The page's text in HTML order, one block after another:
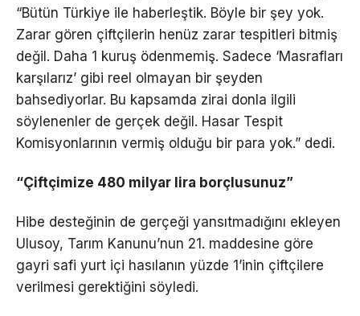
“Bütün Türkiye ile haberleştik. Böyle bir şey yok.
Zarar gören çiftçilerin henüz zarar tespitleri bitmiş
değil. Daha 1 kuruş ödenmemiş. Sadece ‘Masrafları
karşılarız’ gibi reel olmayan bir şeyden
bahsediyorlar. Bu kapsamda zirai donla ilgili
söylenenler de gerçek değil. Hasar Tespit
Komisyonlarının vermiş olduğu bir para yok.” dedi.
“Çiftçimize 480 milyar lira borçlusunuz”
Hibe desteğinin de gerçeği yansıtmadığını ekleyen
Ulusoy, Tarım Kanunu’nun 21. maddesine göre
gayri safi yurt içi hasılanın yüzde 1’inin çiftçilere
verilmesi gerektiğini söyledi.